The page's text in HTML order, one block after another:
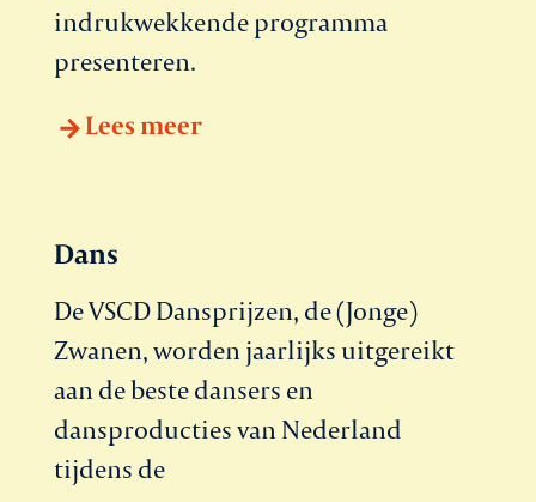
indrukwekkende programma
presenteren.
Lees meer
Dans
De VSCD Dansprijzen, de (Jonge)
Zwanen, worden jaarlijks uitgereikt
aan de beste dansers en
dansproducties van Nederland
tijdens de